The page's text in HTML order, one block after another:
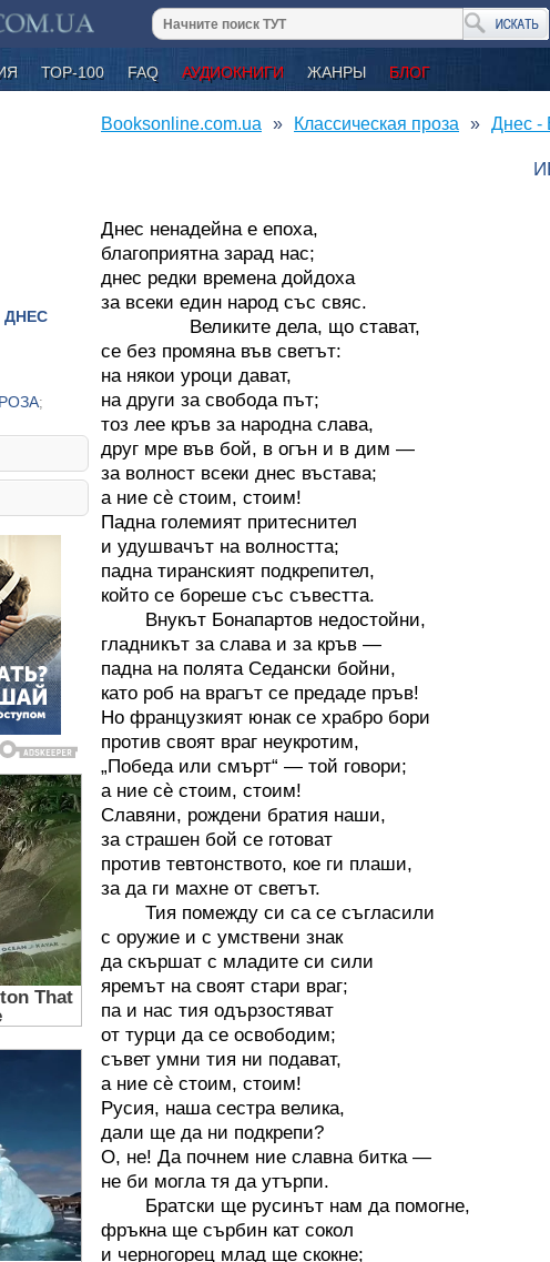
ТОР-100 FAQ АУДИОКНИГИ ЖАНРЫ БЛОГ
ДНЕС
;
Booksonline.com.ua Классическая проза Днес -
Днес ненадейна е епоха,
благоприятна зарад нас;
днес редки времена дойдоха
за всеки един народ със свяс.
Великите дела, що стават,
се без промяна във светът:
на някои уроци дават,
на други за свобода път;
тоз лее кръв за народна слава,
друг мре във бой, в огън и в дим —
за волност всеки днес въстава;
а ние сѐ стоим, стоим!
Падна големият притеснител
и удушвачът на волността;
падна тиранският подкрепител,
който се бореше със съвестта.
Внукът Бонапартов недостойни,
гладникът за слава и за кръв —
падна на полята Седански бойни,
като роб на врагът се предаде пръв!
Но французкият юнак се храбро бори
против своят враг неукротим,
„Победа или смърт“ — той говори;
а ние сѐ стоим, стоим!
Славяни, рождени братия наши,
за страшен бой се готоват
против тевтонството, кое ги плаши,
за да ги махне от светът.
Тия помежду си са се съгласили
с оружие и с умствени знак
да скършат с младите си сили
яремът на своят стари враг;
па и нас тия одързостяват
от турци да се освободим;
съвет умни тия ни подават,
а ние сѐ стоим, стоим!
Русия, наша сестра велика,
дали ще да ни подкрепи?
О, не! Да почнем ние славна битка —
не би могла тя да утърпи.
Братски ще русинът нам да помогне,
фръкна ще сърбин кат сокол
и черногорец млад ще скокне;